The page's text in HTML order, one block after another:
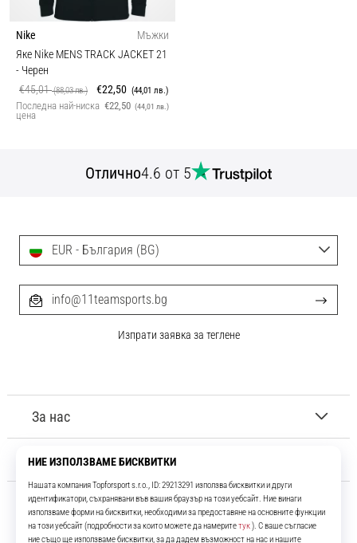
Nike
Мъжки
Яке Nike MENS TRACK JACKET 21
- Черен
€45,01(88,03 лв.) €22,50 (44,01 лв.)
Последна най-ниска
цена
€22,50 (44,01 лв.)
Отлично4.6 от 5
За нас
Обслужване на клиенти
EUR - България (BG)
info@11teamsports.bg
Изпрати заявка за теглене